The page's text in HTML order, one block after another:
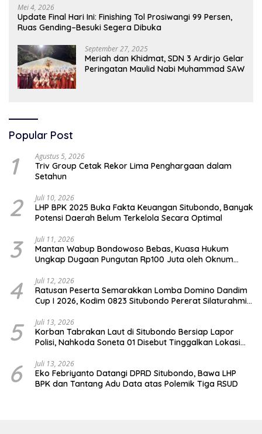
Mei 4, 2026
Update Final Hari Ini: Finishing Tol Prosiwangi 99 Persen,
Ruas Gending–Besuki Segera Dibuka
September 27, 2025
Meriah dan Khidmat, SDN 3 Ardirjo Gelar
Peringatan Maulid Nabi Muhammad SAW
Popular Post
1 Agustus 5, 2026
Triv Group Cetak Rekor Lima Penghargaan dalam
Setahun
2 Juli 10, 2026
LHP BPK 2025 Buka Fakta Keuangan Situbondo, Banyak
Potensi Daerah Belum Terkelola Secara Optimal
3 Juli 11, 2026
Mantan Wabup Bondowoso Bebas, Kuasa Hukum
Ungkap Dugaan Pungutan Rp100 Juta oleh Oknum
4 Juli 12, 2026
Ratusan Peserta Semarakkan Lomba Domino Dandim
Cup I 2026, Kodim 0823 Situbondo Pererat Silaturahmi
5 Juli 13, 2026
Korban Tabrakan Laut di Situbondo Bersiap Lapor
Polisi, Nahkoda Soneta 01 Disebut Tinggalkan Lokasi
6 Juli 13, 2026
Eko Febriyanto Datangi DPRD Situbondo, Bawa LHP
BPK dan Tantang Adu Data atas Polemik Tiga RSUD